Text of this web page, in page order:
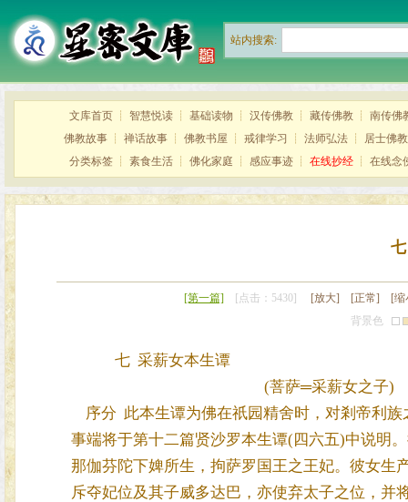
站内搜索:
文库首页 ┊ 智慧悦读 ┊ 基础读物 ┊ 汉传佛教 ┊ 藏传佛教 ┊ 南传佛
佛教故事 ┊ 禅话故事 ┊ 佛教书屋 ┊ 戒律学习 ┊ 法师弘法 ┊ 居士佛教
分类标签 ┊ 素食生活 ┊ 佛化家庭 ┊ 感应事迹 ┊ 在线抄经 ┊ 在线念
[第一篇] [点击：5430] [放大] [正常]
[
背景色
七 采薪女本生谭
(菩萨═采薪女之子)
序分 此本生谭为佛在祇园精舍时，对剎帝利族
事端将于第十二篇贤沙罗本生谭(四六五)中说明
那伽芬陀下婢所生，拘萨罗国王之王妃。彼女生
斥夺妃位及其子威多达巴，亦使弃太子之位，并